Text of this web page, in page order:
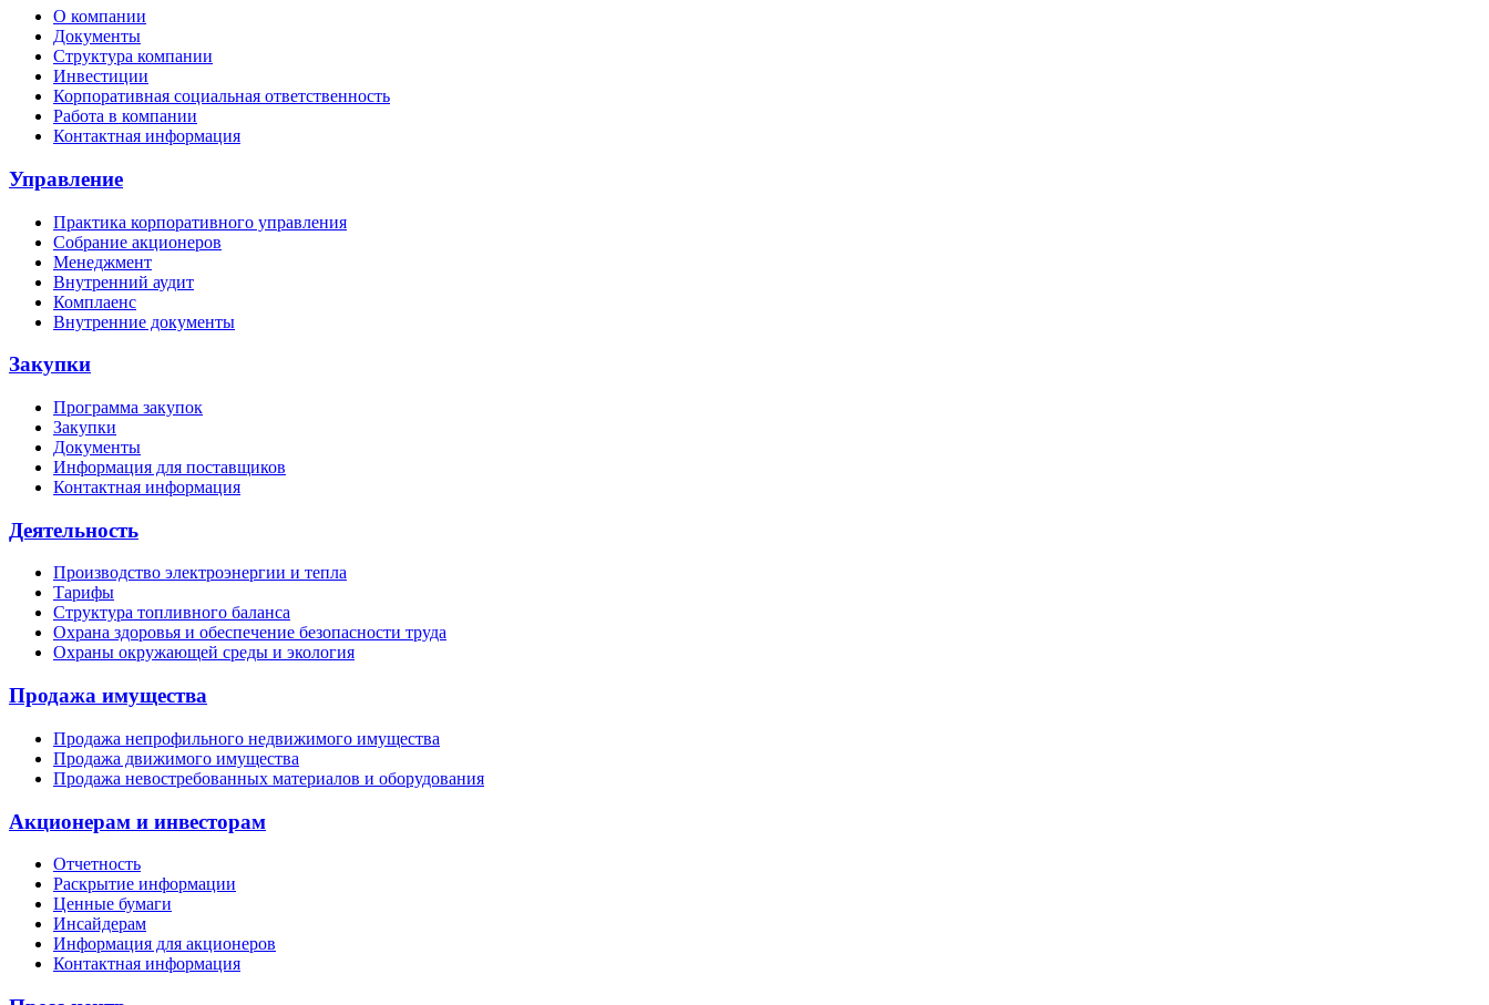
О компании
Документы
Структура компании
Инвестиции
Корпоративная социальная ответственность
Работа в компании
Контактная информация
Управление
Практика корпоративного управления
Собрание акционеров
Менеджмент
Внутренний аудит
Комплаенс
Внутренние документы
Закупки
Программа закупок
Закупки
Документы
Информация для поставщиков
Контактная информация
Деятельность
Производство электроэнергии и тепла
Тарифы
Структура топливного баланса
Охрана здоровья и обеспечение безопасности труда
Охраны окружающей среды и экология
Продажа имущества
Продажа непрофильного недвижимого имущества
Продажа движимого имущества
Продажа невостребованных материалов и оборудования
Акционерам и инвесторам
Отчетность
Раскрытие информации
Ценные бумаги
Инсайдерам
Информация для акционеров
Контактная информация